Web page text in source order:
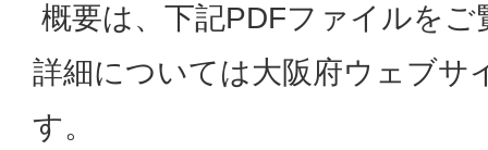
概要は、下記PDFファイルを
詳細については大阪府ウェブサ
す。